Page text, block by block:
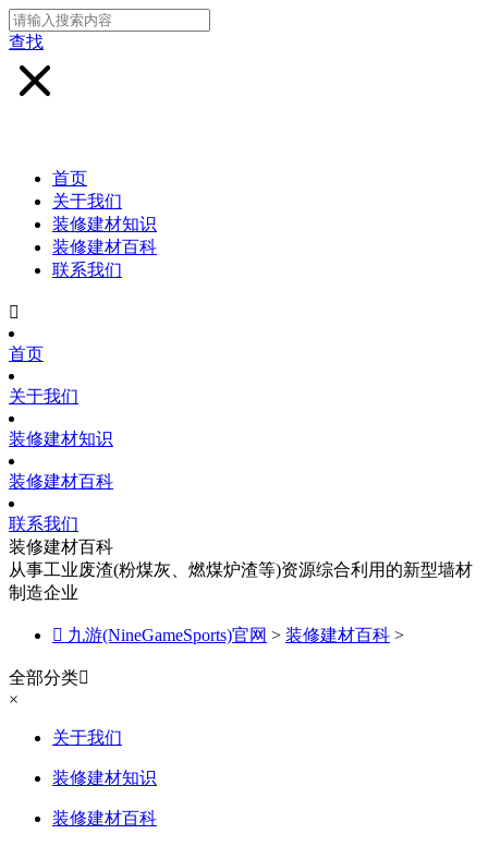
查找
首页
关于我们
装修建材知识
装修建材百科
联系我们

首页
关于我们
装修建材知识
装修建材百科
联系我们
装修建材百科
从事工业废渣(粉煤灰、燃煤炉渣等)资源综合利用的新型墙材
制造企业
 九游(NineGameSports)官网 > 装修建材百科 >
全部分类
×
关于我们
装修建材知识
装修建材百科